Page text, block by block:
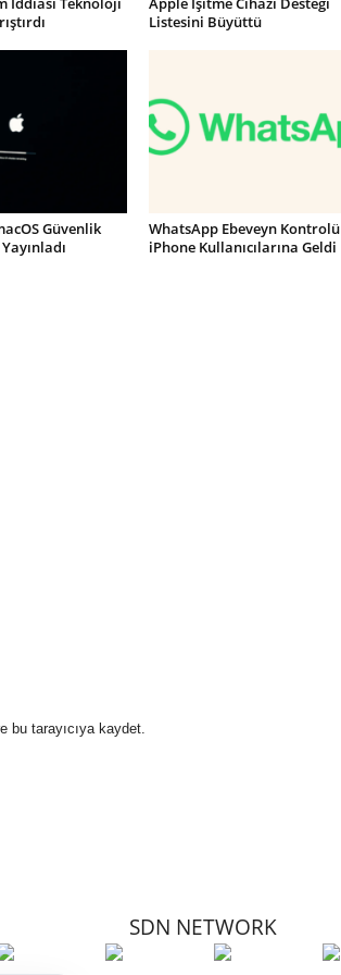
Listesini Büyüttü
Güvenlik
WhatsApp Ebeveyn Kontrolü
iPhone Kullanıcılarına Geldi
bu tarayıcıya kaydet.
SDN NETWORK